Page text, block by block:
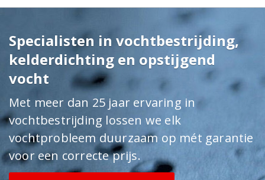
Specialisten in vochtbestrijding,
kelderdichting en opstijgend
vocht
Met meer dan 25 jaar ervaring in
vochtbestrijding lossen we elk
vochtprobleem duurzaam op mét garantie
voor een correcte prijs.